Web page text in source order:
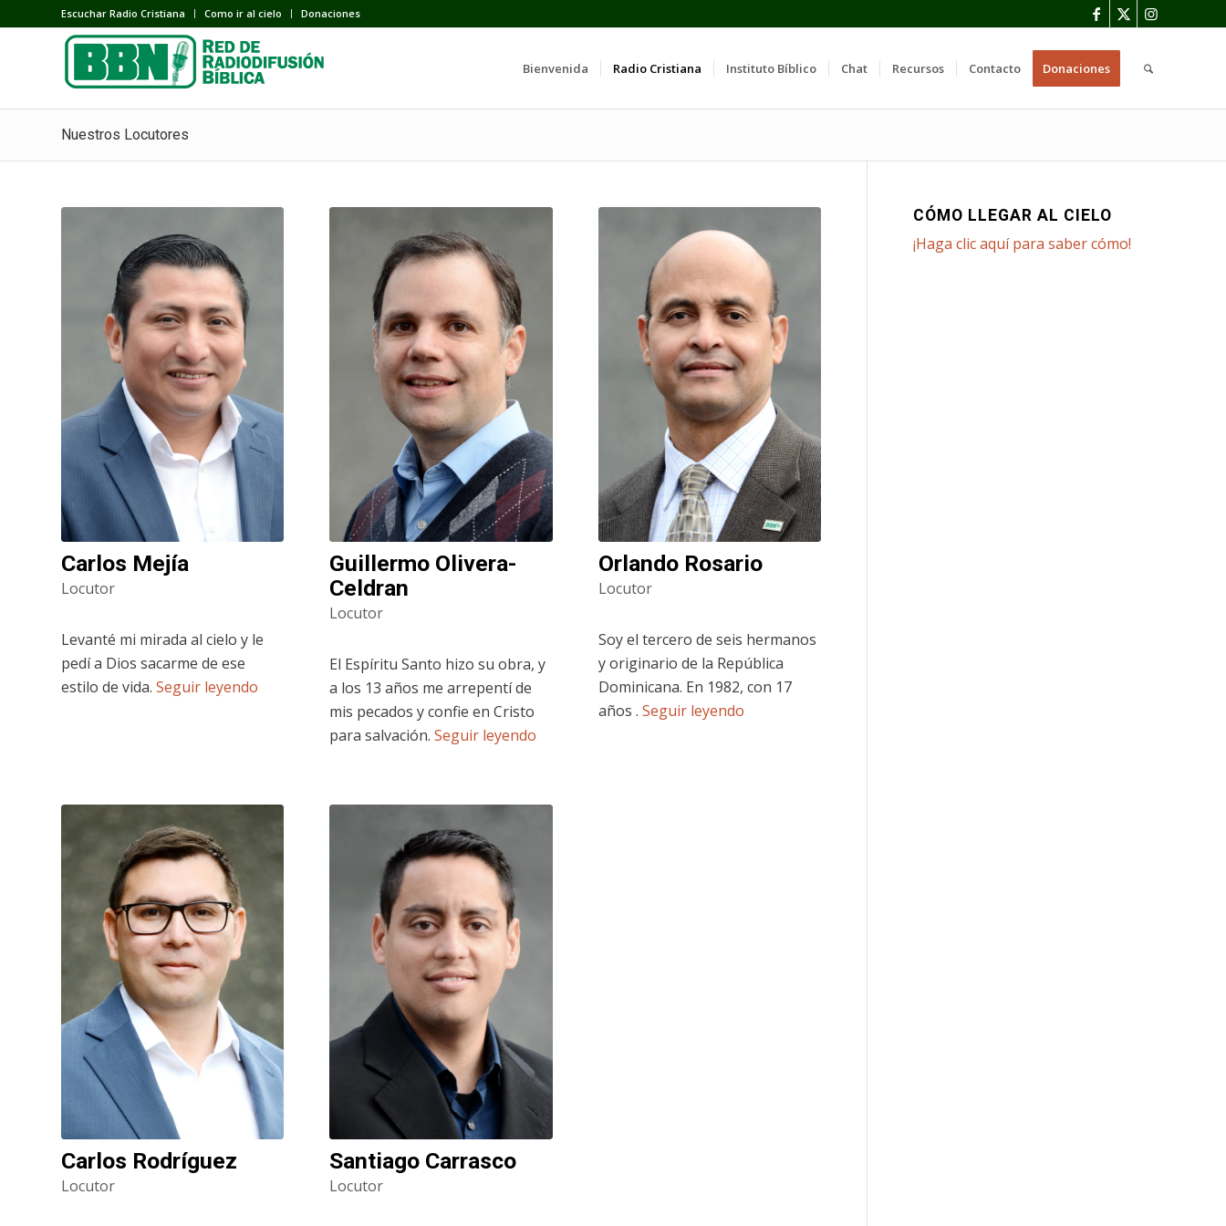
Escuchar Radio Cristiana Como ir al cielo Donaciones
Bienvenida Radio Cristiana Instituto Bíblico Chat Recursos Contacto Donaciones
Nuestros Locutores
Carlos Mejía
Locutor
Levanté mi mirada al cielo y le
pedí a Dios sacarme de ese
estilo de vida. Seguir leyendo
Guillermo Olivera-
Celdran
Locutor
El Espíritu Santo hizo su obra, y
a los 13 años me arrepentí de
mis pecados y confie en Cristo
para salvación.Seguir leyendo
Orlando Rosario
Locutor
Soy el tercero de seis hermanos
y originario de la República
Dominicana. En 1982, con 17
años . Seguir leyendo
Carlos Rodríguez
Locutor
Santiago Carrasco
Locutor
CÓMO LLEGAR AL CIELO
¡Haga clic aquí para saber cómo!